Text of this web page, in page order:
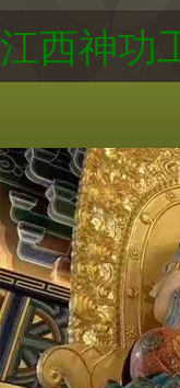
江西神功